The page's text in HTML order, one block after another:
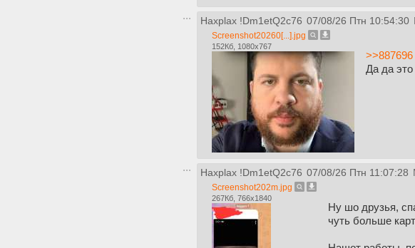
Haxplax !Dm1etQ2c76 07/08/26 Птн 10:54:30
Screenshot20260[...].jpg
152Кб, 1080x767
>>887696
Да да это
Haxplax !Dm1etQ2c76 07/08/26 Птн 11:07:28
Screenshot202m.jpg
267Кб, 766x1840
Ну шо друзья,
чуть больше